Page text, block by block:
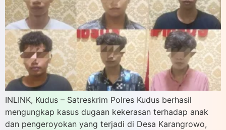
INLINK, Kudus – Satreskrim Polres Kudus berhasil
mengungkap kasus dugaan kekerasan terhadap anak
dan pengeroyokan yang terjadi di Desa Karangrowo,